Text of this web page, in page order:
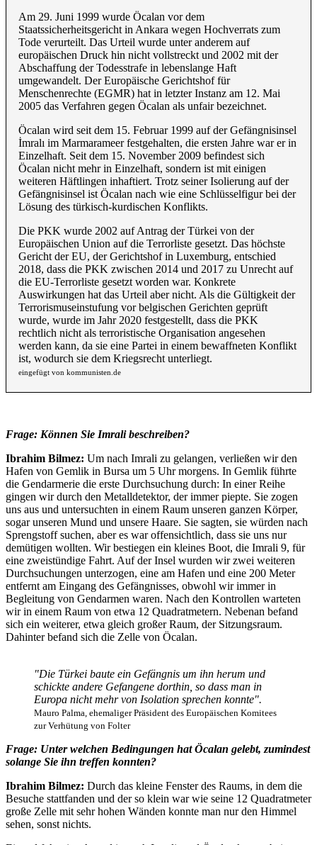
Am 29. Juni 1999 wurde Öcalan vor dem
Staatssicherheitsgericht in Ankara wegen Hochverrats zum
Tode verurteilt. Das Urteil wurde unter anderem auf
europäischen Druck hin nicht vollstreckt und 2002 mit der
Abschaffung der Todesstrafe in lebenslange Haft
umgewandelt. Der Europäische Gerichtshof für
Menschenrechte (EGMR) hat in letzter Instanz am 12. Mai
2005 das Verfahren gegen Öcalan als unfair bezeichnet.
Öcalan wird seit dem 15. Februar 1999 auf der Gefängnisinsel
İmralı im Marmarameer festgehalten, die ersten Jahre war er in
Einzelhaft. Seit dem 15. November 2009 befindest sich
Öcalan nicht mehr in Einzelhaft, sondern ist mit einigen
weiteren Häftlingen inhaftiert. Trotz seiner Isolierung auf der
Gefängnisinsel ist Öcalan nach wie eine Schlüsselfigur bei der
Lösung des türkisch-kurdischen Konflikts.
Die PKK wurde 2002 auf Antrag der Türkei von der
Europäischen Union auf die Terrorliste gesetzt. Das höchste
Gericht der EU, der Gerichtshof in Luxemburg, entschied
2018, dass die PKK zwischen 2014 und 2017 zu Unrecht auf
die EU-Terrorliste gesetzt worden war. Konkrete
Auswirkungen hat das Urteil aber nicht. Als die Gültigkeit der
Terrorismuseinstufung vor belgischen Gerichten geprüft
wurde, wurde im Jahr 2020 festgestellt, dass die PKK
rechtlich nicht als terroristische Organisation angesehen
werden kann, da sie eine Partei in einem bewaffneten Konflikt
ist, wodurch sie dem Kriegsrecht unterliegt.
eingefügt von kommunisten.de
Frage: Können Sie Imrali beschreiben?
Ibrahim Bilmez: Um nach Imrali zu gelangen, verließen wir den
Hafen von Gemlik in Bursa um 5 Uhr morgens. In Gemlik führte
die Gendarmerie die erste Durchsuchung durch: In einer Reihe
gingen wir durch den Metalldetektor, der immer piepte. Sie zogen
uns aus und untersuchten in einem Raum unseren ganzen Körper,
sogar unseren Mund und unsere Haare. Sie sagten, sie würden nach
Sprengstoff suchen, aber es war offensichtlich, dass sie uns nur
demütigen wollten. Wir bestiegen ein kleines Boot, die Imrali 9, für
eine zweistündige Fahrt. Auf der Insel wurden wir zwei weiteren
Durchsuchungen unterzogen, eine am Hafen und eine 200 Meter
entfernt am Eingang des Gefängnisses, obwohl wir immer in
Begleitung von Gendarmen waren. Nach den Kontrollen warteten
wir in einem Raum von etwa 12 Quadratmetern. Nebenan befand
sich ein weiterer, etwa gleich großer Raum, der Sitzungsraum.
Dahinter befand sich die Zelle von Öcalan.
"Die Türkei baute ein Gefängnis um ihn herum und
schickte andere Gefangene dorthin, so dass man in
Europa nicht mehr von Isolation sprechen konnte".
Mauro Palma, ehemaliger Präsident des Europäischen Komitees
zur Verhütung von Folter
Frage: Unter welchen Bedingungen hat Öcalan gelebt, zumindest
solange Sie ihn treffen konnten?
Ibrahim Bilmez: Durch das kleine Fenster des Raums, in dem die
Besuche stattfanden und der so klein war wie seine 12 Quadratmeter
große Zelle mit sehr hohen Wänden konnte man nur den Himmel
sehen, sonst nichts.